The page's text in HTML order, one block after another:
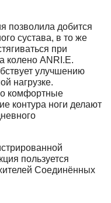
позволила добится
сустава, в то же
при
колено ANRI.E.
улучшению
нагрузке.
комфортные
контура ноги делают
пользуется
Соединённых